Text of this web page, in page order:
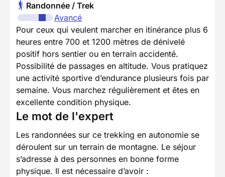
Randonnée / Trek
Avancé
Pour ceux qui veulent marcher en itinérance plus 6
heures entre 700 et 1200 mètres de dénivelé
positif hors sentier ou en terrain accidenté.
Possibilité de passages en altitude. Vous pratiquez
une activité sportive d’endurance plusieurs fois par
semaine. Vous marchez régulièrement et êtes en
excellente condition physique.
Le mot de l'expert
Les randonnées sur ce trekking en autonomie se
déroulent sur un terrain de montagne. Le séjour
s’adresse à des personnes en bonne forme
physique. Il est nécessaire d’avoir :